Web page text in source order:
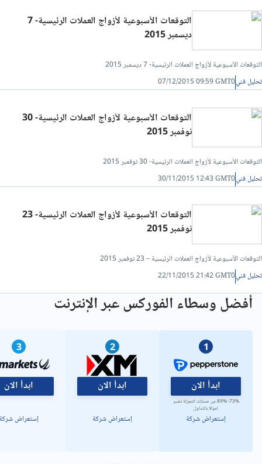
تحليل فني/سعر الدينار الاردني مقابل الجنيه المصرى
تحليل فني/الدولار مقابل الليرة التركية
تحليل فني/الدولار مقابل الريال القطري
تحليل فني/الدينار العراقي مقابل الدولار
تحليل فني/الدرهم الاماراتي مقابل الجنيه المصري
تحليل فني/سعر الدولار مقابل الشيكل
تحليل فني/سعر الدولار مقابل الدينار ليبي
التوقعات الأسبوعية لأزواج العملات الرئيسية- 7
ديسمبر 2015
التوقعات الأسبوعية لأزواج العملات الرئيسية- 7 ديسمبر 2015
تحليل فني07/12/2015 09:59 GMT0
التوقعات الأسبوعية لأزواج العملات الرئيسية- 30
نوفمبر 2015
التوقعات الأسبوعية لأزواج العملات الرئيسية- 30 نوفمبر 2015
تحليل فني30/11/2015 12:43 GMT0
التوقعات الأسبوعية لأزواج العملات الرئيسية- 23
نوفمبر 2015
التوقعات الأسبوعية لأزواج العملات الرئيسية – 23 نوفمبر 2015
تحليل فني22/11/2015 21:42 GMT0
أفضل وسطاء الفوركس عبر الإنترنت
1
ابدأ الان
73%- 89% من حسابات التجزئة تخسر
اموالا بالتداول
إستعراض شركة
2
ابدأ الان
إستعراض شركة
3
ابدأ الان
إستعراض